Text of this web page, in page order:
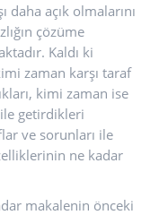
açık olmalarını
çözüme
Kaldı ki
zaman karşı taraf
kimi zaman ise
getirdikleri
ve sorunları ile
ne kadar
makalenin önceki